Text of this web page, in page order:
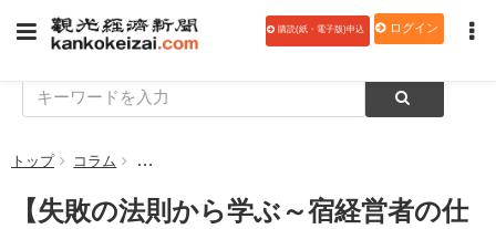
購読(紙・電子版)申込 ログイン
トップ コラム 【失敗の法則から学ぶ～宿経営者の仕事大全7】次年
【失敗の法則から学ぶ～宿経営者の仕